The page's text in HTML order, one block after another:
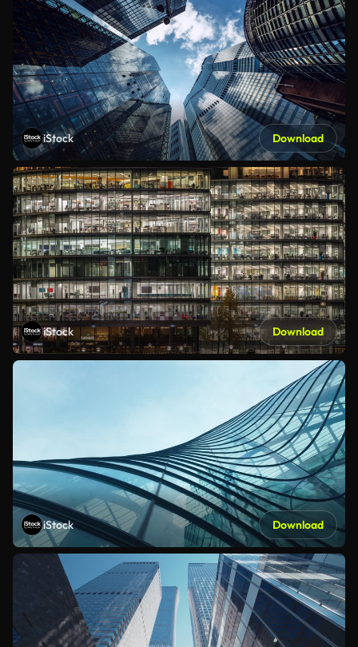
iStock Download
iStock Download
iStock Download